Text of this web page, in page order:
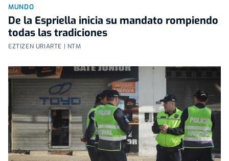
MUNDO
De la Espriella inicia su mandato rompiendo
todas las tradiciones
EZTIZEN URIARTE | NTM